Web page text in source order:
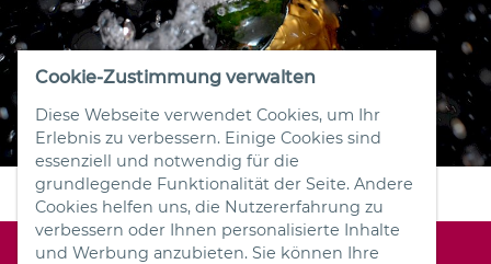
Cookie-Zustimmung verwalten
Diese Webseite verwendet Cookies, um Ihr
Erlebnis zu verbessern. Einige Cookies sind
essenziell und notwendig für die
grundlegende Funktionalität der Seite. Andere
Cookies helfen uns, die Nutzererfahrung zu
verbessern oder Ihnen personalisierte Inhalte
und Werbung anzubieten. Sie können Ihre